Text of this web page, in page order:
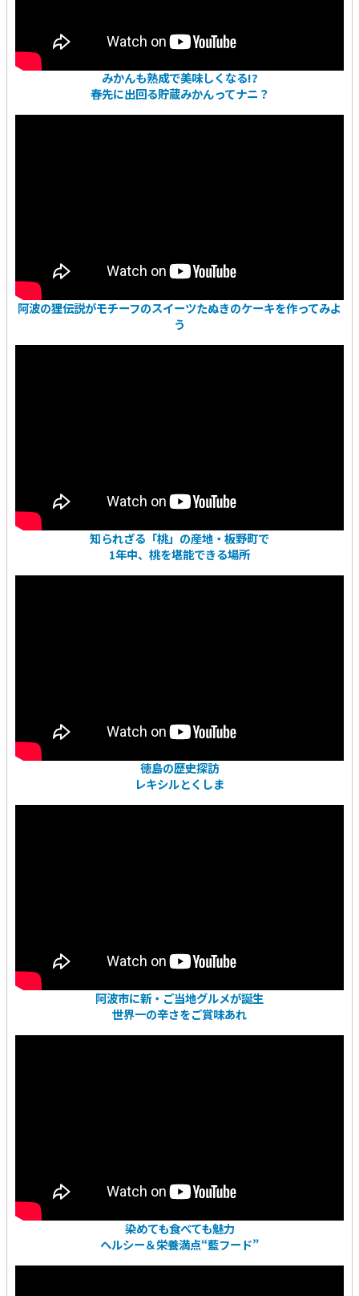
みかんも熟成で美味しくなる!?
春先に出回る貯蔵みかんってナニ？
阿波の狸伝説がモチーフのスイーツたぬきのケーキを作ってみよ
う
知られざる「桃」の産地・板野町で
1年中、桃を堪能できる場所
徳島の歴史探訪
レキシルとくしま
阿波市に新・ご当地グルメが誕生
世界一の辛さをご賞味あれ
染めても食べても魅力
ヘルシー＆栄養満点“藍フード”